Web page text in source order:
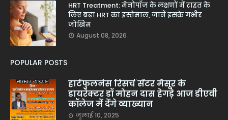
HRT Treatment: मेनोपॉज के लक्षणों में राहत के
लिए बढ़ा HRT का इस्तेमाल, जानें इसके गंभीर
जोखिम
August 08, 2026
POPULAR POSTS
हार्टफुलनेस रिसर्च सेंटर मैसूर के
डायरेक्टर डॉ मोहन दास हेगड़े आज डीएवी
कॉलेज में देंगे व्याख्यान
जुलाई 10, 2025